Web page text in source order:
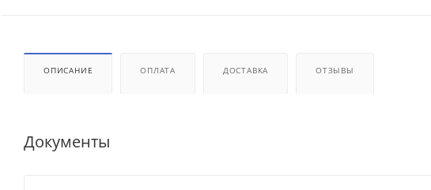
ОПИСАНИЕ ОПЛАТА ДОСТАВКА ОТЗЫВЫ
Документы